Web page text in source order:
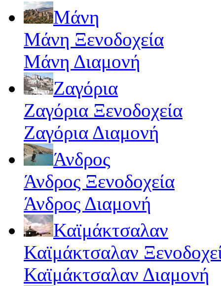
Μάνη
Μάνη Ξενοδοχεία
Μάνη Διαμονή
Ζαγόρια
Ζαγόρια Ξενοδοχεία
Ζαγόρια Διαμονή
Άνδρος
Άνδρος Ξενοδοχεία
Άνδρος Διαμονή
Καϊμάκτσαλαν
Καϊμάκτσαλαν
Καϊμάκτσαλαν Διαμονή